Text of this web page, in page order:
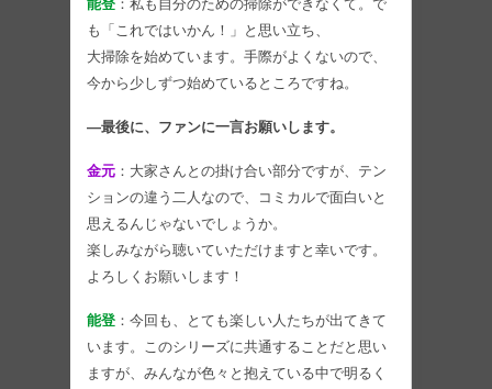
能登 ：私も自分のための掃除ができなくて。で
も「これではいかん！」と思い立ち、
大掃除を始めています。手際がよくないので、
今から少しずつ始めているところですね。
―最後に、ファンに一言お願いします。
金元 ：大家さんとの掛け合い部分ですが、テン
ションの違う二人なので、コミカルで面白いと
思えるんじゃないでしょうか。
楽しみながら聴いていただけますと幸いです。
よろしくお願いします！
能登 ：今回も、とても楽しい人たちが出てきて
います。このシリーズに共通することだと思い
ますが、みんなが色々と抱えている中で明るく